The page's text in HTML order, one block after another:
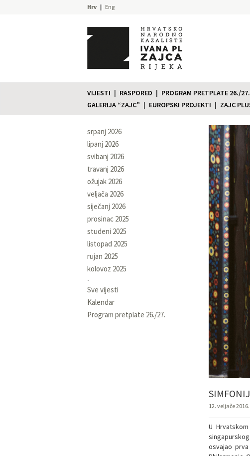
Hrv Eng
VIJESTI RASPORED PROGRAM PRETPLATE 26./27.
GALERIJA “ZAJC”
EUROPSKI PROJEKTI ZAJC
srpanj 2026
lipanj 2026
svibanj 2026
travanj 2026
ožujak 2026
veljača 2026
siječanj 2026
prosinac 2025
studeni 2025
listopad 2025
rujan 2025
kolovoz 2025
Sve vijesti
Kalendar
Program pretplate 26./27.
12. veljače 2016.
U
osvajao